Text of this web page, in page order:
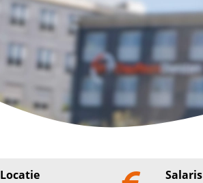
Locatie Salaris